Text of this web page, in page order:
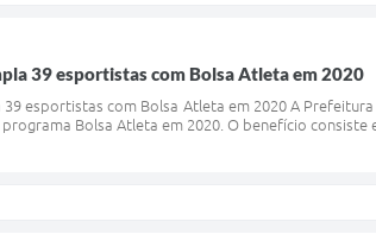
39 esportistas com Bolsa Atleta em 2020
esportistas com Bolsa Atleta em 2020 A
Bolsa Atleta em 2020. O benefício